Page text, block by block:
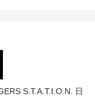
S.T.A.T.I.O.N. 日